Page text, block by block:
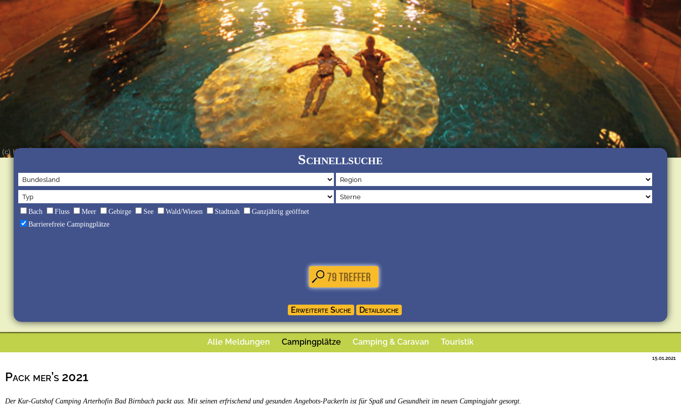
(c) Kur-Gutshof Camping Arterhof Schnellsuche
Bach Fluss Meer Gebirge See Wald/Wiesen Stadtnah
Ganzjährig geöffnet
Barrierefreie Campingplätze
Alle Meldungen Campingplätze Camping & Caravan Touristik
Pack mer’s 2021
15.01.2021
Der Kur-Gutshof Camping Arterhofin Bad Birnbach packt aus. Mit seinen erfrischend und gesunden Angebots-Packerln ist für Spaß und Gesundheit im neuen Campingjahr gesorgt.